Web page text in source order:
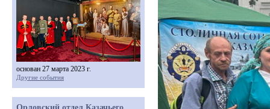
основан 27 марта 2023 г.
Другие события